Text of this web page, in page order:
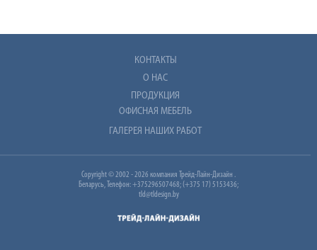
КОНТАКТЫ
О НАС
ПРОДУКЦИЯ
ОФИСНАЯ МЕБЕЛЬ
ГАЛЕРЕЯ НАШИХ РАБОТ
Copyright © 2002 - 2026 компания Трейд-Лайн-Дизайн .
Беларусь, Телефон: +375296507468; (+375 17) 5153436;
tld@tldesign.by